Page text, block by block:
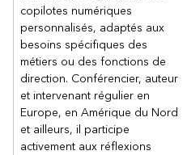
copilotes numériques
personnalisés, adaptés aux
besoins spécifiques des
métiers ou des fonctions de
direction. Conférencier, auteur
et intervenant régulier en
Europe, en Amérique du Nord
et ailleurs, il participe
activement aux réflexions